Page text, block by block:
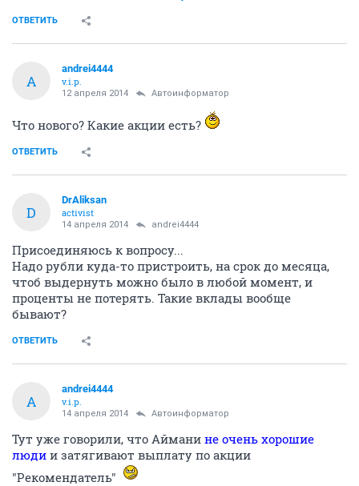
ОТВЕТИТЬ
A
andrei4444
v.i.p.
12 апреля 2014 Автоинформатор
Что нового? Какие акции есть?
ОТВЕТИТЬ
D
DrAliksan
activist
14 апреля 2014 andrei4444
Присоединяюсь к вопросу...
Надо рубли куда-то пристроить, на срок до месяца,
чтоб выдернуть можно было в любой момент, и
проценты не потерять. Такие вклады вообще
бывают?
ОТВЕТИТЬ
A
andrei4444
v.i.p.
14 апреля 2014 Автоинформатор
Тут уже говорили, что Аймани не очень хорошие
люди и затягивают выплату по акции
"Рекомендатель"